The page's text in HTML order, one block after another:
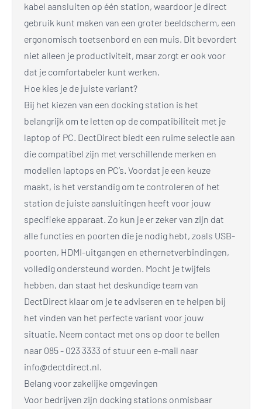
kabel aansluiten op één station, waardoor je direct
gebruik kunt maken van een groter beeldscherm, een
ergonomisch toetsenbord en een muis. Dit bevordert
niet alleen je productiviteit, maar zorgt er ook voor
dat je comfortabeler kunt werken.
Hoe kies je de juiste variant?
Bij het kiezen van een docking station is het
belangrijk om te letten op de compatibiliteit met je
laptop of PC. DectDirect biedt een ruime selectie aan
die compatibel zijn met verschillende merken en
modellen laptops en PC’s. Voordat je een keuze
maakt, is het verstandig om te controleren of het
station de juiste aansluitingen heeft voor jouw
specifieke apparaat. Zo kun je er zeker van zijn dat
alle functies en poorten die je nodig hebt, zoals USB-
poorten, HDMI-uitgangen en ethernetverbindingen,
volledig ondersteund worden. Mocht je twijfels
hebben, dan staat het deskundige team van
DectDirect klaar om je te adviseren en te helpen bij
het vinden van het perfecte variant voor jouw
situatie. Neem contact met ons op door te bellen
naar 085 - 023 3333 of stuur een e-mail naar
info@dectdirect.nl
Belang voor zakelijke omgevingen
Voor bedrijven zijn docking stations onmisbaar